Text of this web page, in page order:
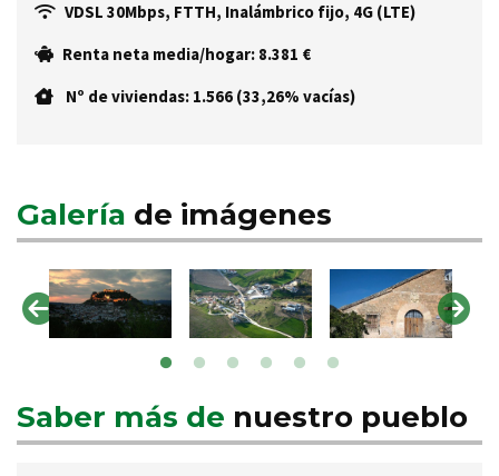
VDSL 30Mbps, FTTH, Inalámbrico fijo, 4G (LTE)
Renta neta media/hogar: 8.381 €
Nº de viviendas: 1.566 (33,26% vacías)
Galería de imágenes
Saber más de nuestro pueblo